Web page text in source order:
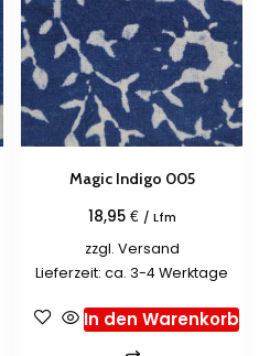
Magic Indigo 005
18,95 € / Lfm
zzgl. Versand
Lieferzeit: ca. 3-4 Werktage
In den Warenkorb